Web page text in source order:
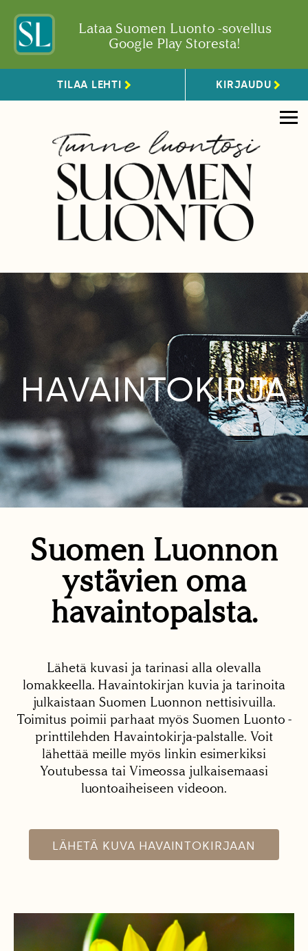
Lataa Suomen Luonto -sovellus
Google Play Storesta!
TILAA LEHTI KIRJAUDU
HAVAINTOKIRJA
Suomen Luonnon
ystävien oma
havaintopalsta.
Lähetä kuvasi ja tarinasi alla olevalla
lomakkeella. Havaintokirjan kuvia ja tarinoita
julkaistaan Suomen Luonnon nettisivuilla.
Toimitus poimii parhaat myös Suomen Luonto -
printtilehden Havaintokirja-palstalle. Voit
lähettää meille myös linkin esimerkiksi
Youtubessa tai Vimeossa julkaisemaasi
luontoaiheiseen videoon.
LÄHETÄ KUVA HAVAINTOKIRJAAN